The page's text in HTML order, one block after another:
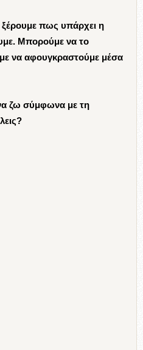
ξέρουμε πως υπάρχει η
Μπορούμε να το
να αφουγκραστούμε μέσα
ζω σύμφωνα με τη